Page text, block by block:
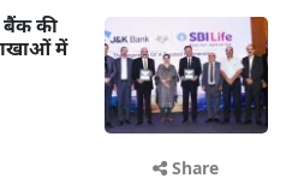
की
में
Share